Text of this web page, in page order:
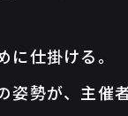
に仕掛ける。
勢が、 主催